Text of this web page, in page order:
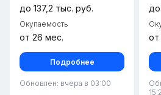
до 137,2 тыс. руб.
Окупаемость
от 26 мес.
Подробнее
Обновлен: вчера в 03:00
до
от